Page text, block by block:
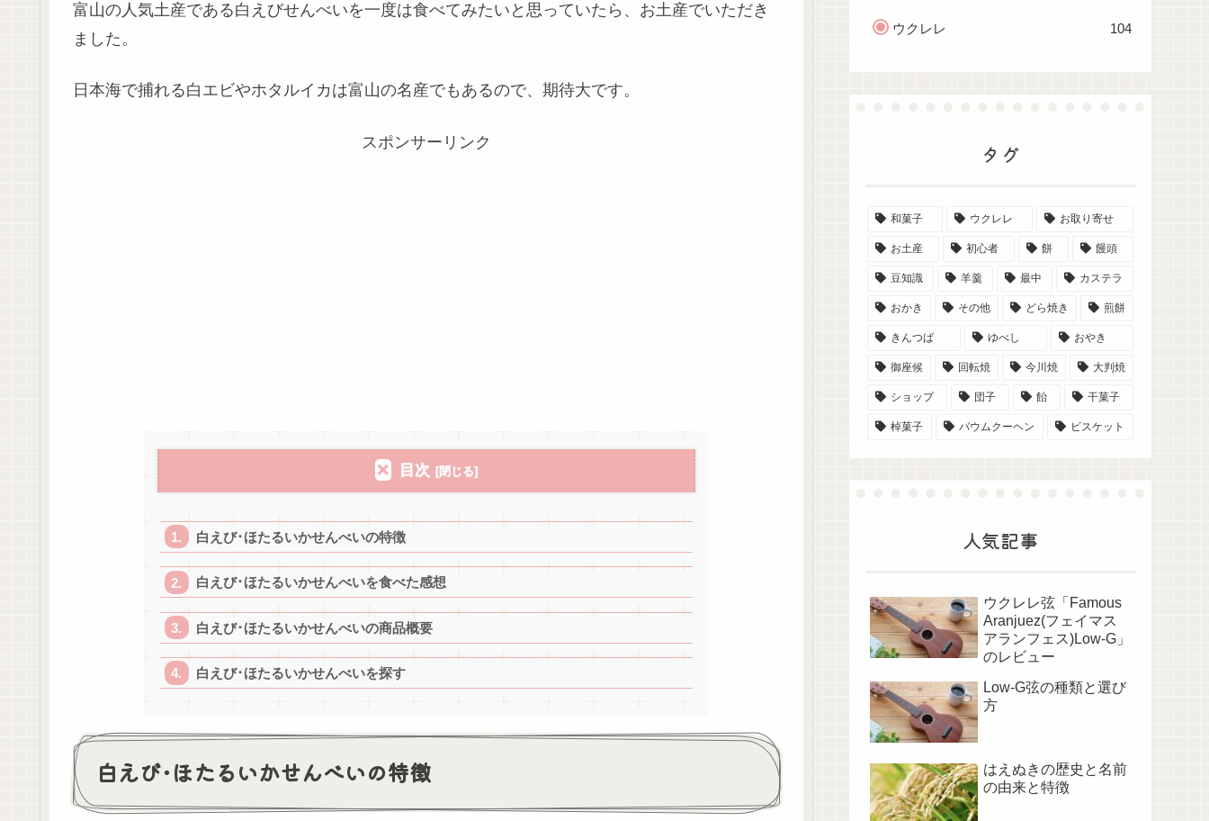
富山の人気土産である白えびせんべいを一度は食べてみたいと思っていたら、お土産でいただき
ました。
日本海で捕れる白エビやホタルイカは富山の名産でもあるので、期待大です。
スポンサーリンク
目次
白えび･ほたるいかせんべいの特徴
白えび･ほたるいかせんべいを食べた感想
白えび･ほたるいかせんべいの商品概要
白えび･ほたるいかせんべいを探す
白えび･ほたるいかせんべいの特徴
ウクレレ 104
タグ
和菓子 ウクレレ お取り寄せ
お土産 初心者 餅 饅頭
豆知識 羊羹 最中 カステラ
おかき その他 どら焼き 煎餅
きんつば ゆべし おやき
御座候 回転焼 今川焼 大判焼
ショップ 団子 飴 干菓子
棹菓子 バウムクーヘン ビスケット
人気記事
ウクレレ弦「Famous
Aranjuez(フェイマス
アランフェス)Low-G」
のレビュー
Low-G弦の種類と選び
方
はえぬきの歴史と名前
の由来と特徴